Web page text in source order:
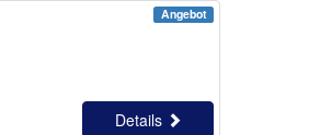
Angebot
Details